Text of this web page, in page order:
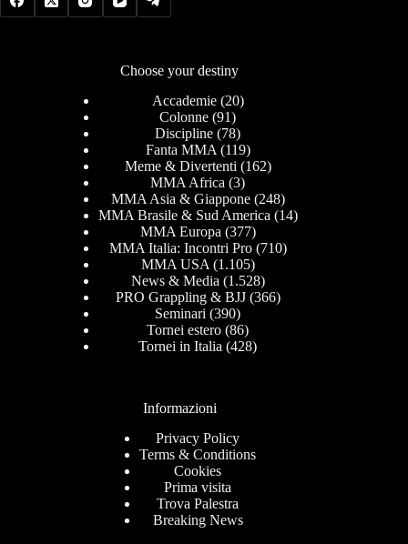
Choose your destiny
Accademie(20)
Colonne (91)
Discipline (78)
Fanta MMA (119)
Meme & Divertenti (162)
MMA Africa (3)
MMA Asia & Giappone(248)
MMA Brasile & Sud America (14)
MMA Europa (377)
MMA Italia: Incontri Pro(710)
MMA USA (1.105)
News & Media (1.528)
PRO Grappling & BJJ(366)
Seminari (390)
Tornei estero (86)
Tornei in Italia (428)
Informazioni
Privacy Policy
Terms & Conditions
Cookies
Prima visita
Trova Palestra
Breaking News